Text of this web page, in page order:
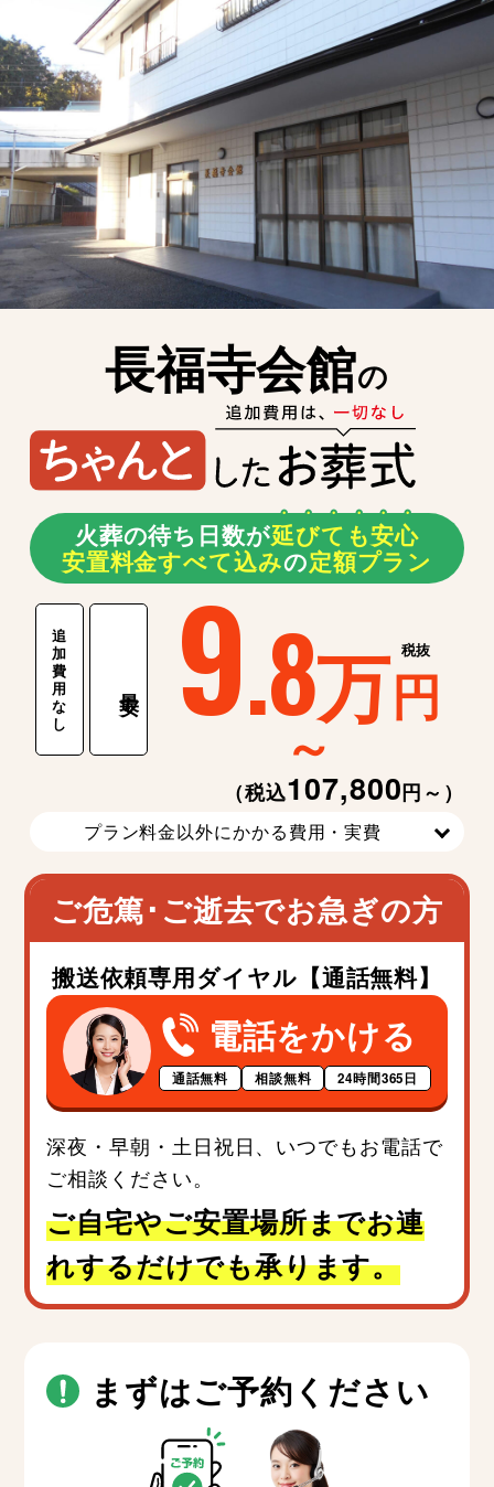
長福寺会館の
火葬の待ち日数が延びて も安心
安置料金すべて込みの定額プラン
追
加
費
用
な
し
9.8万円
税抜
～
（税込107,800円～）
プラン料金以外にかかる費用・実費
ご危篤･ご逝去でお急ぎの方
搬送依頼専用ダイヤル【通話無料】
電話をかける
通話無料 相談無料 24時間365日
深夜・早朝・土日祝日、いつでもお電話で
ご相談ください。
ご自宅やご安置場所までお連
れするだけでも承ります。
まずはご予約ください